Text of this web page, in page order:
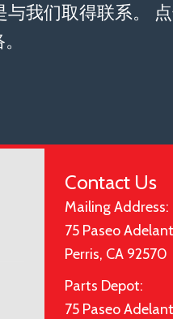
我们取得联系。
Contact Us
Mailing Address:
75 Paseo
Perris, CA 92570
Parts Depot:
75 Paseo